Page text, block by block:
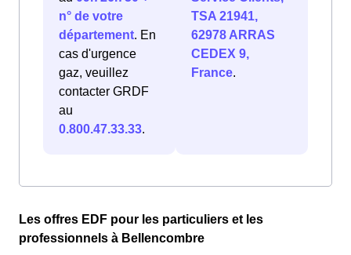
n° de votre
département. En
cas d'urgence
gaz, veuillez
contacter GRDF
au
0.800.47.33.33.
TSA 21941,
62978 ARRAS
CEDEX 9,
France.
Les offres EDF pour les particuliers et les
professionnels à Bellencombre